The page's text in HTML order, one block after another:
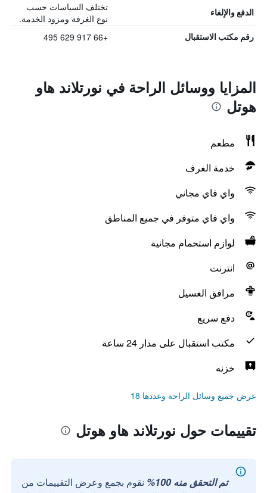
الدفع والإلغاء
تختلف السياسات حسب
نوع الغرفة ومزود الخدمة.
رقم مكتب الاستقبال +66 917 629 495
المزايا ووسائل الراحة في نورتلاند هاو
هوتل
مطعم
خدمة الغرف
واي فاي مجاني
واي فاي متوفر في جميع المناطق
لوازم استحمام مجانية
انترنت
مرافق الغسيل
دفع سريع
مكتب استقبال على مدار 24 ساعة
خزنه
عرض جميع وسائل الراحة وعددها 18
تقييمات حول نورتلاند هاو هوتل
تم التحقق منه 100%
نقوم بجمع وعرض التقييمات من